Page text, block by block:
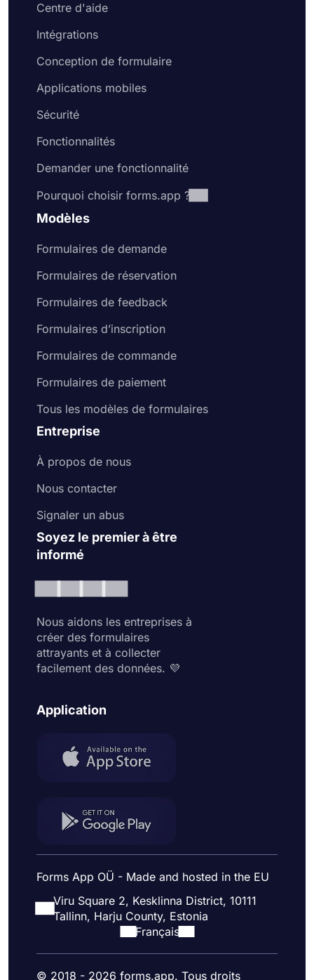
Centre d'aide
Intégrations
Conception de formulaire
Applications mobiles
Sécurité
Fonctionnalités
Demander une fonctionnalité
Pourquoi choisir forms.app ?
Modèles
Formulaires de demande
Formulaires de réservation
Formulaires de feedback
Formulaires d’inscription
Formulaires de commande
Formulaires de paiement
Tous les modèles de formulaires
Entreprise
À propos de nous
Nous contacter
Signaler un abus
Soyez le premier à être
informé
Nous aidons les entreprises à
créer des formulaires
attrayants et à collecter
facilement des données. 💜
Application
Forms App OÜ - Made and hosted in the EU
Viru Square 2, Kesklinna District, 10111
Tallinn, Harju County, Estonia
Français
© 2018 - 2026 forms.app. Tous droits